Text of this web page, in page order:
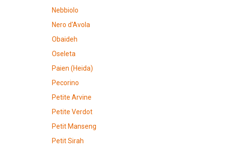
Nebbiolo
Nero d'Avola
Obaideh
Oseleta
Paien (Heida)
Pecorino
Petite Arvine
Petite Verdot
Petit Manseng
Petit Sirah